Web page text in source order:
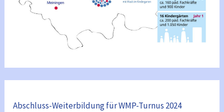
Abschluss-Weiterbildung für WMP-Turnus 2024